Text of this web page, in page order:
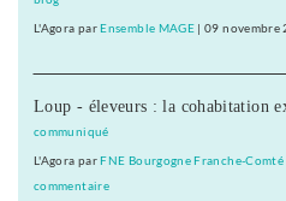
L'Agora parEnsemble MAGE |09 novembre
Loup - éleveurs : la cohabitation
communiqué
L'Agora parFNE Bourgogne Franche-Comté
commentaireon